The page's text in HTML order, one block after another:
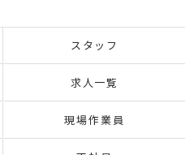
スタッフ
求人一覧
現場作業員